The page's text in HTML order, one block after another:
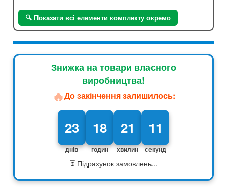
🔍 Показати всі елементи комплекту окремо
Знижка на товари власного
виробництва!
🔥До закінчення залишилось:
23
днів
18
годин
21
хвилин
10
секунд
⏳ Підрахунок замовлень...